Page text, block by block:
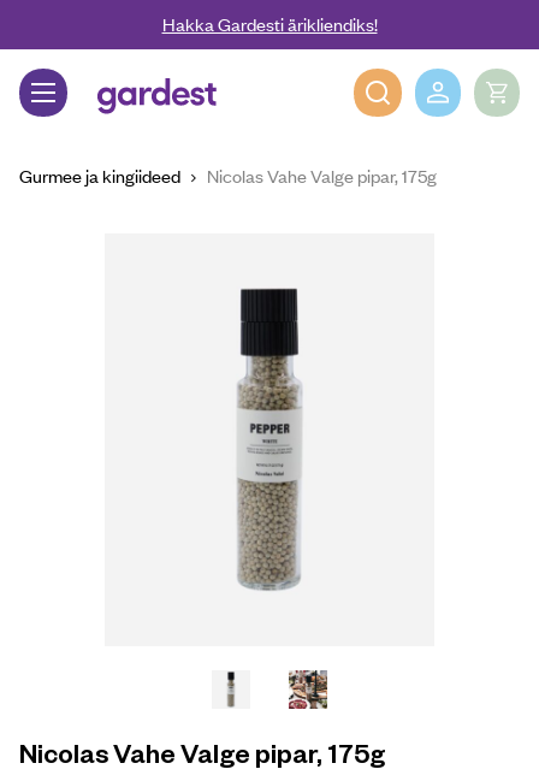
Liigu edasi põhisisu juurdeHakka Gardesti ärikliendiks!
Gardest
Gurmee ja kingiideed Nicolas Vahe Valge pipar, 175g
Nicolas Vahe Valge pipar, 175g